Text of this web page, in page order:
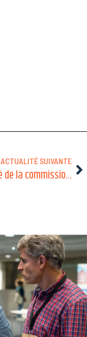
ACTUALITÉ SUIVANTE
résumé de la commission 2025